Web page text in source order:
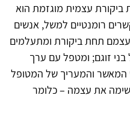
ביקורת עצמית מוגזמת הוא
רומנטיים למשל, אנשים
עצמם תחת ביקורת ומתעלמים
זוגם; ומטפל עם ערך
המאשר והמעריך של המטופל
את עצמה – כלומר